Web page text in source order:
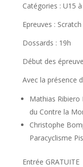
Catégories : U15
Epreuves :
Dossards : 19h
Début des
Avec la présence
Mathias Ribiero
du Contre la
Christophe
Paracyclisme
Entrée GRATUITE